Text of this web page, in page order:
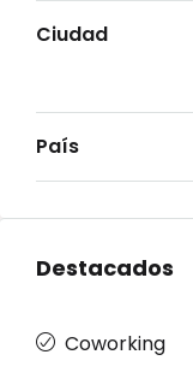
Ciudad
País
Destacados
Coworking